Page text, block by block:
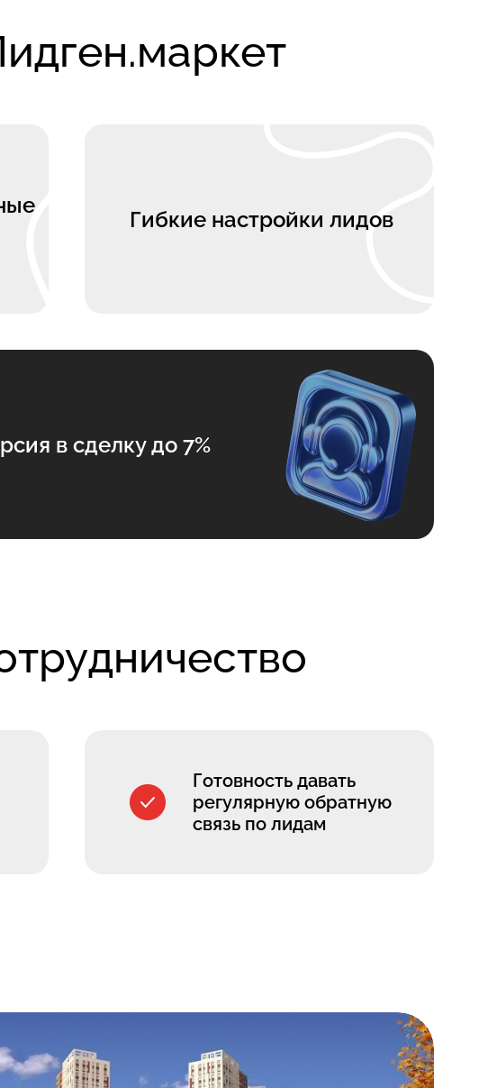
Гибкие настройки лидов
в сделку до 7%
Готовность давать
регулярную обратную
связь по лидам